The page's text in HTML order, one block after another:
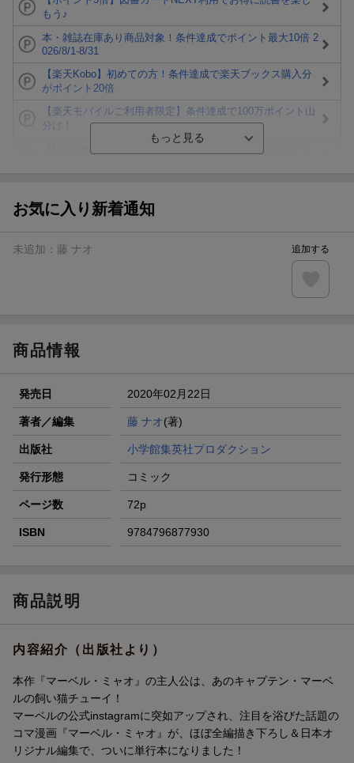
もう♪
本・雑誌在庫あり商品対象！条件達成でポイント最大10倍 2
026/8/1-8/31
【楽天Kobo】初めての方！条件達成で楽天ブックス購入分
がポイント20倍
【楽天モバイルご利用者限定】条件達成で100万ポイント山
分け！
が当たる！
条件達成で楽天限定・宝塚歌劇 宙組貸切公演ペアチケット
エントリー＆条件達成で『鬼滅の刃』オリジナルきんちゃく
お気に入り新着通知
未追加： 藤 ナオ 追加する
商品情報
発売日 2020年02月22日
著者／編集 藤 ナオ(著)
出版社 小学館集英社プロダクション
発行形態 コミック
ページ数 72p
ISBN 9784796877930
商品説明
内容紹介（出版社より）
本作『マーベル・ミャオ』の主人公は、あのキャプテン・マーベ
ルの飼い猫チューイ！
マーベルの公式instagramに突如アップされ、注目を浴びた話題の
コマ漫画『マーベル・ミャオ』が、ほぼ全編描き下ろし＆日本オ
リジナル編集で、ついに単行本になりました！